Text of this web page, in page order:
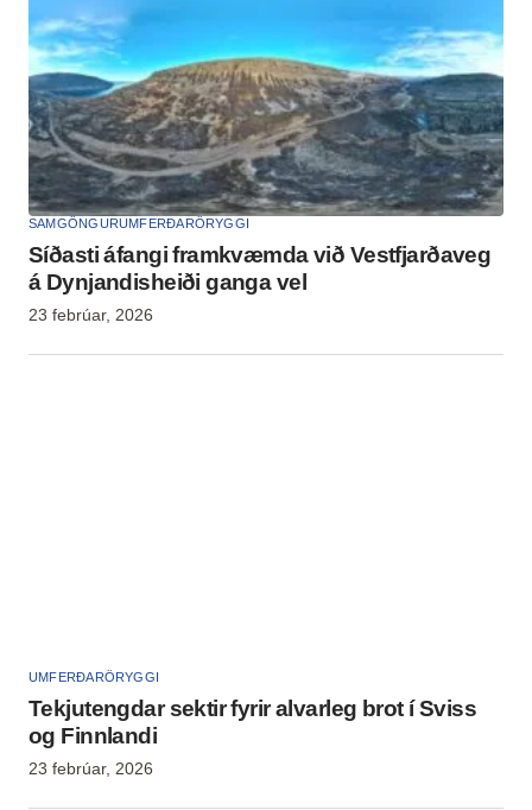
SAMGÖNGURUMFERÐARÖRYGGI
Síðasti áfangi framkvæmda við Vestfjarðaveg
á Dynjandisheiði ganga vel
23 febrúar, 2026
UMFERÐARÖRYGGI
Tekjutengdar sektir fyrir alvarleg brot í Sviss
og Finnlandi
23 febrúar, 2026